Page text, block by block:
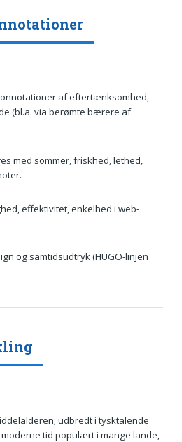
af eftertænksomhed,
(bl.a. via berømte bærere af
med sommer, friskhed, lethed,
effektivitet, enkelhed i web-
og samtidsudtryk (HUGO-linjen
udbredt i tysktalende
tid populært i mange lande,